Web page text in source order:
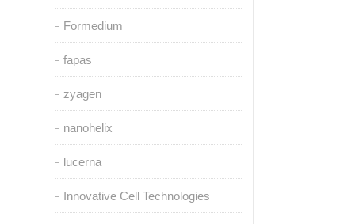
Formedium
fapas
zyagen
nanohelix
lucerna
Innovative Cell Technologies